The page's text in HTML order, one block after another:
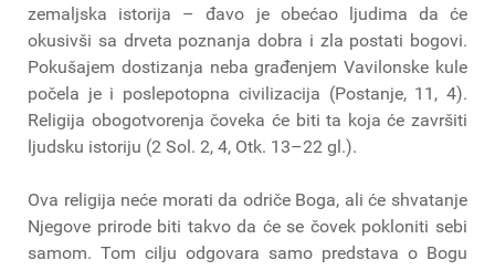
zemaljska istorija – đavo je obećao ljudima da će
okusivši sa drveta poznanja dobra i zla postati bogovi.
Pokušajem dostizanja neba građenjem Vavilonske kule
počela je i poslepotopna civilizacija (Postanje, 11, 4).
Religija obogotvorenja čoveka će biti ta koja će završiti
ljudsku istoriju (2 Sol. 2, 4, Otk. 13–22 gl.).
Ova religija neće morati da odriče Boga, ali će shvatanje
Njegove prirode biti takvo da će se čovek pokloniti sebi
samom. Tom cilju odgovara samo predstava o Bogu